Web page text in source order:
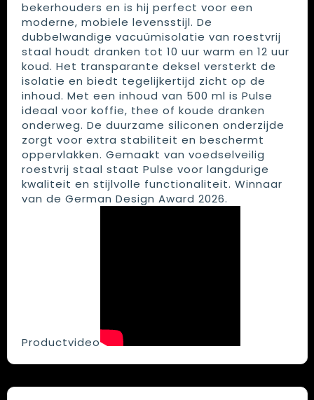
bekerhouders en is hij perfect voor een
moderne, mobiele levensstijl. De
dubbelwandige vacuümisolatie van roestvrij
staal houdt dranken tot 10 uur warm en 12 uur
koud. Het transparante deksel versterkt de
isolatie en biedt tegelijkertijd zicht op de
inhoud. Met een inhoud van 500 ml is Pulse
ideaal voor koffie, thee of koude dranken
onderweg. De duurzame siliconen onderzijde
zorgt voor extra stabiliteit en beschermt
oppervlakken. Gemaakt van voedselveilig
roestvrij staal staat Pulse voor langdurige
kwaliteit en stijlvolle functionaliteit. Winnaar
van de German Design Award 2026.
Productvideo